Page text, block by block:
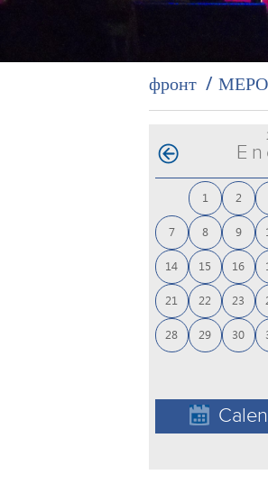
фронт
1 2
7 8 9
14 15 16
21 22 23
28 29 30